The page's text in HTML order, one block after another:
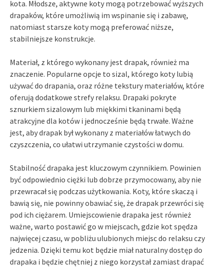
kota. Młodsze, aktywne koty mogą potrzebować wyższych
drapaków, które umożliwią im wspinanie się i zabawę,
natomiast starsze koty mogą preferować niższe,
stabilniejsze konstrukcje.
Materiał, z którego wykonany jest drapak, również ma
znaczenie. Popularne opcje to sizal, którego koty lubią
używać do drapania, oraz różne tekstury materiałów, które
oferują dodatkowe strefy relaksu. Drapaki pokryte
sznurkiem sizalowym lub miękkimi tkaninami będą
atrakcyjne dla kotów i jednocześnie będą trwałe. Ważne
jest, aby drapak był wykonany z materiałów łatwych do
czyszczenia, co ułatwi utrzymanie czystości w domu.
Stabilność drapaka jest kluczowym czynnikiem. Powinien
być odpowiednio ciężki lub dobrze przymocowany, aby nie
przewracał się podczas użytkowania. Koty, które skaczą i
bawią się, nie powinny obawiać się, że drapak przewróci się
pod ich ciężarem. Umiejscowienie drapaka jest również
ważne, warto postawić go w miejscach, gdzie kot spędza
najwięcej czasu, w pobliżu ulubionych miejsc do relaksu czy
jedzenia. Dzięki temu kot będzie miał naturalny dostęp do
drapaka i będzie chętniej z niego korzystał zamiast drapać